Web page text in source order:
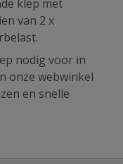
klep met
van 2 x
nodig voor in
onze webwinkel
en snelle